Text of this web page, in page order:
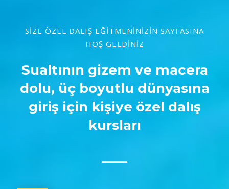
SİZE ÖZEL DALIŞ EĞİTMENİNİZİN SAYFASINA
HOŞ GELDİNİZ
Sualtının gizem ve macera
dolu, üç boyutlu dünyasına
giriş için kişiye özel dalış
kursları